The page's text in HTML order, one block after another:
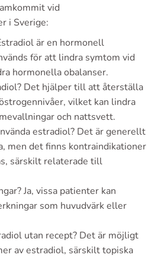
vid
i Sverige:
är en hormonell
för att lindra symtom vid
hormonella obalanser.
Det hjälper till att återställa
vilket kan lindra
och nattsvett.
estradiol? Det är generellt
men det finns kontraindikationer
särskilt relaterade till
Ja, vissa patienter kan
som huvudvärk eller
utan recept? Det är möjligt
av estradiol, särskilt topiska